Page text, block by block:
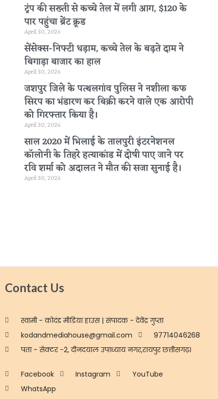
ट्रंप की सख्ती से कच्चे तेल में लगी आग, $120 के
पार पहुंचा ब्रेंट क्रूड
April 30, 2026
सेंसेक्स-निफ्टी धड़ाम, कच्चे तेल के बढ़ते दाम ने
बिगाड़ा बाजार का हाल
April 30, 2026
जशपुर जिले के पत्थलगांव पुलिस ने नशीला कफ
सिरप का भंडारण कर बिक्री करने वाले एक आरोपी
को गिरफ्तार किया है।
April 30, 2026
साल 2020 में भिलाई के तालपुरी इंटरनेशनल
कॉलोनी के तिहरे हत्याकांड में दोषी पाए जाने पर
रवि शर्मा को अदालत ने मौत की सजा सुनाई है।
April 30, 2026
Contact Us
स्वामी - कोदंड मीडिया हाउस | संपादक - देवेंद्र गुप्ता
kodandmediahouse@gmail.com
97714046268
पता - सेक्टर -2, दीनदयाल उपाध्याय नगर,रायपुर छत्तीसगढ़।
Facebook Instagram
YouTube
WhatsApp